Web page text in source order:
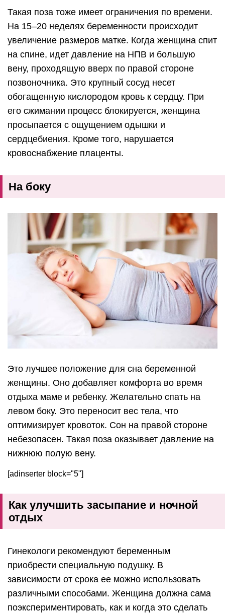
Такая поза тоже имеет ограничения по времени.
На 15–20 неделях беременности происходит
увеличение размеров матке. Когда женщина спит
на спине, идет давление на НПВ и большую
вену, проходящую вверх по правой стороне
позвоночника. Это крупный сосуд несет
обогащенную кислородом кровь к сердцу. При
его сжимании процесс блокируется, женщина
просыпается с ощущением одышки и
сердцебиения. Кроме того, нарушается
кровоснабжение плаценты.
На боку
Это лучшее положение для сна беременной
женщины. Оно добавляет комфорта во время
отдыха маме и ребенку. Желательно спать на
левом боку. Это переносит вес тела, что
оптимизирует кровоток. Сон на правой стороне
небезопасен. Такая поза оказывает давление на
нижнюю полую вену.
[adinserter block="5"]
Как улучшить засыпание и ночной
отдых
Гинекологи рекомендуют беременным
приобрести специальную подушку. В
зависимости от срока ее можно использовать
различными способами. Женщина должна сама
поэкспериментировать, как и когда это сделать